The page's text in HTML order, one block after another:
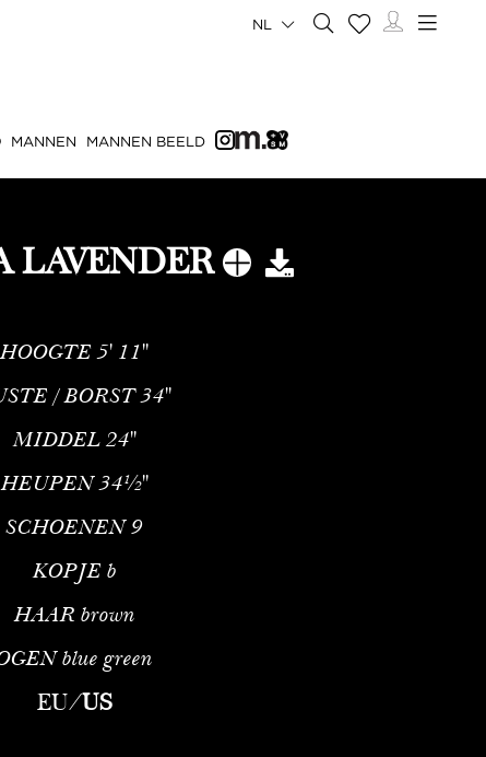
MANNEN MANNEN BEELD
NL
LAVENDER
HOOGTE 5' 11''
/ BORST 34''
MIDDEL 24''
HEUPEN 34½''
SCHOENEN 9
KOPJE b
HAAR brown
blue green
EU/US